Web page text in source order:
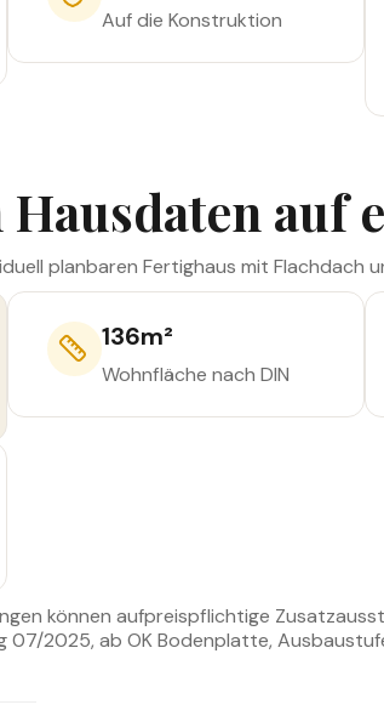
Auf die Konstruktion
auf
planbaren Fertighaus mit Flachdach
136m²
Wohnfläche nach DIN
können aufpreispflichtige
2025, ab OK Bodenplatte,